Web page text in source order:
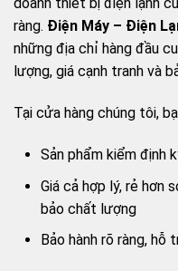
doanh thiết bị điện lạnh
ràng. Điện Máy – Điện
những địa chỉ hàng đầu
lượng, giá cạnh tranh và
Tại cửa hàng chúng tôi,
Sản phẩm kiểm định
Giá cả hợp lý, rẻ hơn
bảo chất lượng
Bảo hành rõ ràng,